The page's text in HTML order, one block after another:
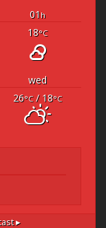
01 h
18°C
wed
26°C/ 18°C
▸